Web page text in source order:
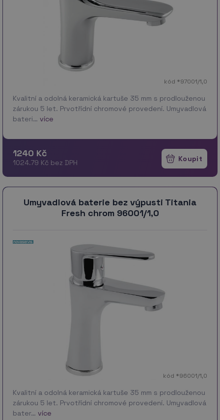
kód *97001/1,0
Kvalitní a odolná keramická kartuše 35 mm s prodlouženou
zárukou 5 let. Prvotřídní chromové provedení. Umyvadlová
bateri… více
1240 Kč
1024.79 Kč bez DPH
Umyvadlová baterie bez výpusti Titania
Fresh chrom 96001/1,0
kód *96001/1,0
Kvalitní a odolná keramická kartuše 35 mm s prodlouženou
zárukou 5 let. Prvotřídní chromové provedení. Umyvadlová
bater… více